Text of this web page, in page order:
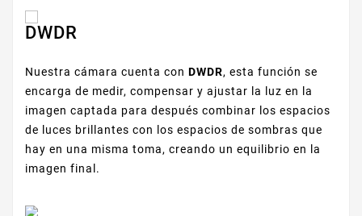
DWDR
Nuestra cámara cuenta con DWDR, esta función se
encarga de medir, compensar y ajustar la luz en la
imagen captada para después combinar los espacios
de luces brillantes con los espacios de sombras que
hay en una misma toma, creando un equilibrio en la
imagen final.